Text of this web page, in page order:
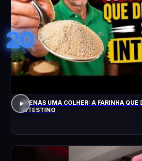
20
APENAS UMA COLHER: A FARINHA QUE
INTESTINO